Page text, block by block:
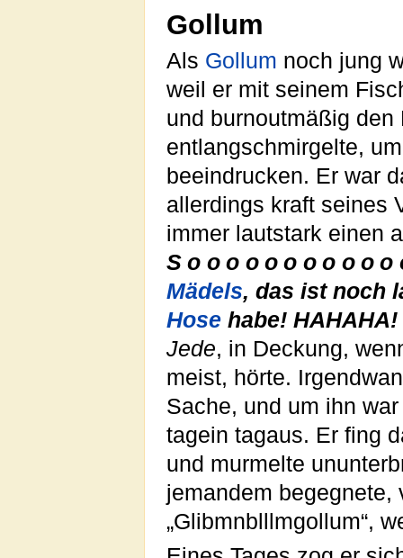
Gollum
Als Gollum noch jung
weil er mit seinem
und burnoutmäßig den
entlangschmirgelte,
beeindrucken. Er war
allerdings kraft seines
immer lautstark einen
Mädels, das ist noch
Hose habe! HAHAHA!
Jede, in Deckung,
meist, hörte.
Sache, und um ihn
tagein tagaus. Er fing
und murmelte
jemandem
„Glibmnblllmgollum“,